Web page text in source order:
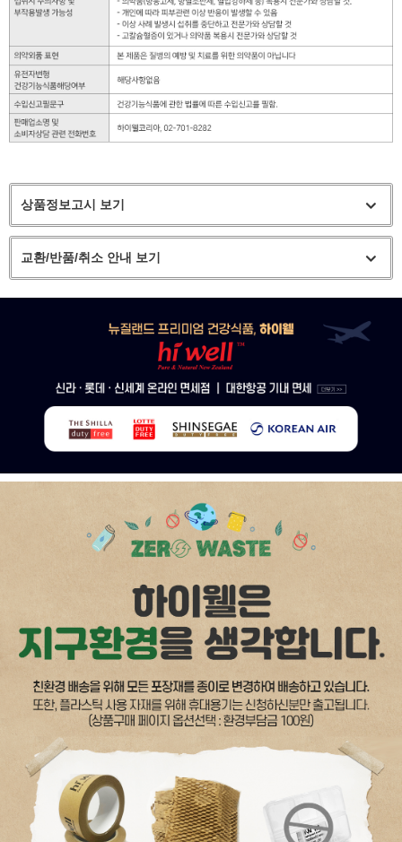
상품정보고시 보기
교환/반품/취소 안내 보기